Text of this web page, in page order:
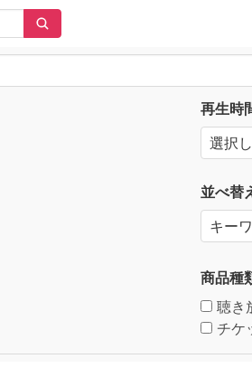
再生時
並べ替
商品種
聴き
チケ